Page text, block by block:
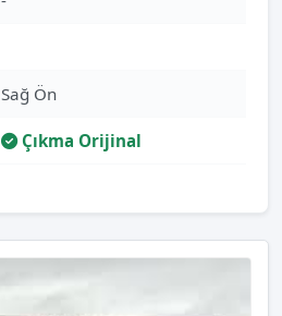
Sağ Ön
Çıkma Orijinal